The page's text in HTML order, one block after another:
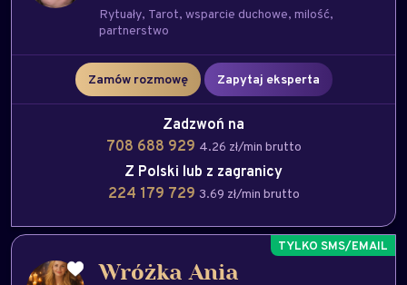
Rytuały Tarot wsparcie duchowe milość
partnerstwo
Zamów rozmowę Zapytaj eksperta
Zadzwoń na
708 688 929 4.26 zł/min brutto
Z Polski lub z zagranicy
224 179 729 3.69 zł/min brutto
Wróżka Ania